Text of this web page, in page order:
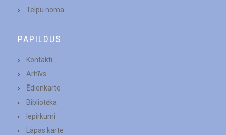
Telpu noma
PAPILDUS
Kontakti
Arhīvs
Ēdienkarte
Bibliotēka
Iepirkumi
Lapas karte